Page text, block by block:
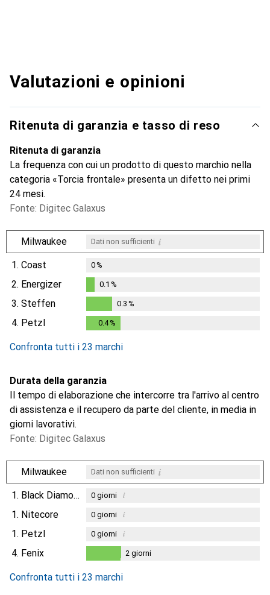
Valutazioni e opinioni
Ritenuta di garanzia e tasso di reso
Ritenuta di garanzia
La frequenza con cui un prodotto di questo marchio nella
categoria «Torcia frontale» presenta un difetto nei primi
24 mesi.
Fonte: Digitec Galaxus
Milwaukee Dati non sufficienti i
1. Coast 0%
2. Energizer
%
0.1 %
3. Steffen
0.3%
0.3 %
4. Petzl 0.4%
Confronta tutti i 23 marchi
Durata della garanzia
Il tempo di elaborazione che intercorre tra l'arrivo al centro
di assistenza e il recupero da parte del cliente, in media in
giorni lavorativi.
Fonte: Digitec Galaxus
Milwaukee Dati non sufficienti i
1. Black Diamond 0giorni i
1. Nitecore 0giorni i
1. Petzl 0giorni i
4. Fenix 2 giorni
Confronta tutti i 23 marchi